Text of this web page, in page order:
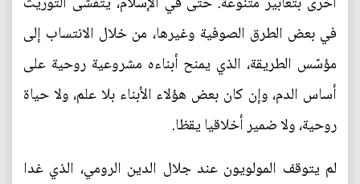
في بعض الطرق الصوفية وغيرها، من خلال الانتساب إلى
مؤسّس الطريقة، الذي يمنح أبناءه مشروعية روحية على
أساس الدم، وإن كان بعض هؤلاء الأبناء بلا علم، ولا حياة
روحية، ولا ضمير أخلاقيا يقظا.
لم يتوقف المولويون عند جلال الدين الرومي، الذي غدا